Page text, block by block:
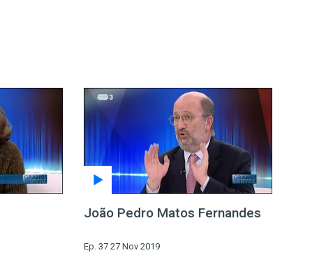
João Pedro Matos Fernandes
Ep. 37 27 Nov 2019